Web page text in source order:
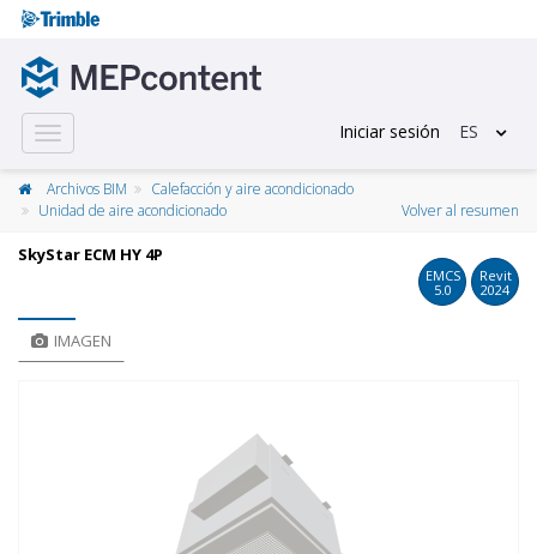
Toggle
navigation
Iniciar sesión ES
Archivos BIM
Calefacción y aire acondicionado
Unidad de aire acondicionado
Volver al resumen
SkyStar ECM HY 4P
EMCS
5.0
Revit
2024
IMAGEN